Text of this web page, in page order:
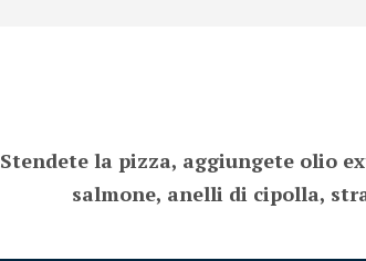
Stendete la pizza, aggiungete olio
salmone, anelli di cipolla,